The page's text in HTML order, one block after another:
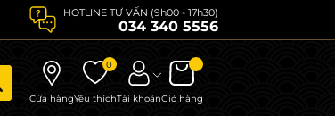
HOTLINE TƯ VẤN (9h00 - 17h30)
034 340 5556
Cửa hàng
0
Yêu thíchTài khoảnGiỏ hàng